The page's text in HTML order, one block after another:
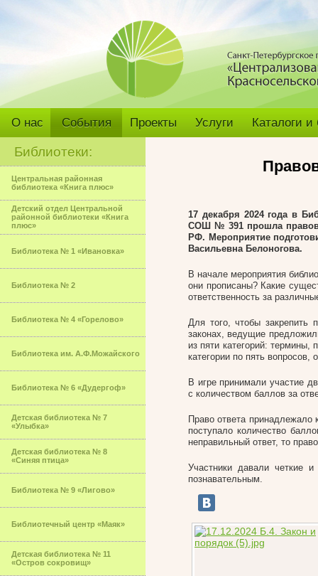
О нас События Проекты Услуги Каталоги
Библиотеки:
Центральная районная
библиотека «Книга плюс»
Детский отдел Центральной
районной библиотеки «Книга
плюс»
Библиотека № 1 «Ивановка»
Библиотека № 2
Библиотека № 4 «Горелово»
Библиотека им. А.Ф.Можайского
Библиотека № 6 «Дудергоф»
Детская библиотека № 7
«Улыбка»
Детская библиотека № 8
«Синяя птица»
Библиотека № 9 «Лигово»
Библиотечный центр «Маяк»
Детская библиотека № 11
«Остров сокровищ»
17 декабря 2024 года в
СОШ № 391 прошла
РФ. Мероприятие
Васильевна Белоногова.
В начале мероприятия
они прописаны? Какие
ответственность за
Для того, чтобы закрепить
законах, ведущие
из пяти категорий:
категории по пять
В игре принимали участие
с количеством баллов за
Право ответа принадлежало
поступало количество
неправильный ответ, то
Участники давали четкие
познавательным.